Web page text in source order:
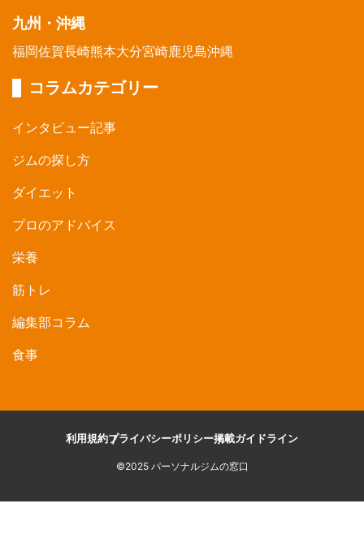
九州・沖縄
福岡佐賀長崎熊本大分宮崎鹿児島沖縄
コラムカテゴリー
インタビュー記事
ジムの探し方
ダイエット
プロのアドバイス
栄養
筋トレ
編集部コラム
食事
利用規約プライバシーポリシー掲載ガイドライン
©2025 パーソナルジムの窓口